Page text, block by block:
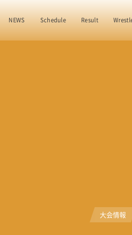
NEWS Schedule Result
大会情報